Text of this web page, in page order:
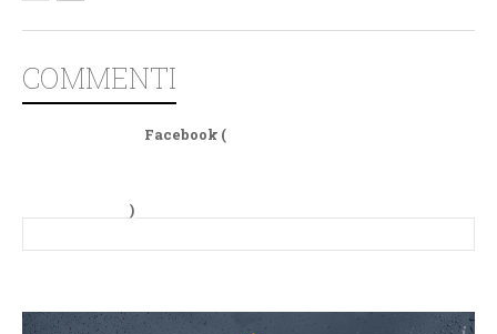
COMMENTI
Facebook (
)